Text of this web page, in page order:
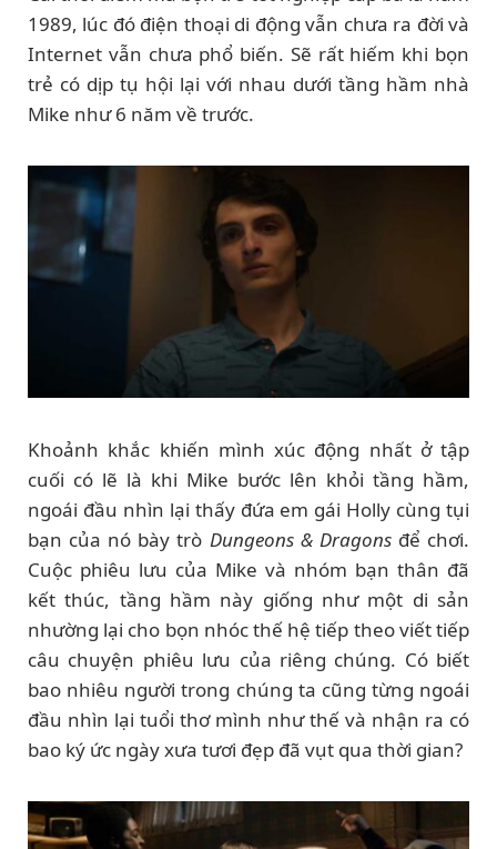
1989, lúc đó điện thoại di động vẫn chưa ra đời và
Internet vẫn chưa phổ biến. Sẽ rất hiếm khi bọn
trẻ có dịp tụ hội lại với nhau dưới tầng hầm nhà
Mike như 6 năm về trước.
Khoảnh khắc khiến mình xúc động nhất ở tập
cuối có lẽ là khi Mike bước lên khỏi tầng hầm,
ngoái đầu nhìn lại thấy đứa em gái Holly cùng tụi
bạn của nó bày trò Dungeons & Dragonsđể chơi.
Cuộc phiêu lưu của Mike và nhóm bạn thân đã
kết thúc, tầng hầm này giống như một di sản
nhường lại cho bọn nhóc thế hệ tiếp theo viết tiếp
câu chuyện phiêu lưu của riêng chúng. Có biết
bao nhiêu người trong chúng ta cũng từng ngoái
đầu nhìn lại tuổi thơ mình như thế và nhận ra có
bao ký ức ngày xưa tươi đẹp đã vụt qua thời gian?